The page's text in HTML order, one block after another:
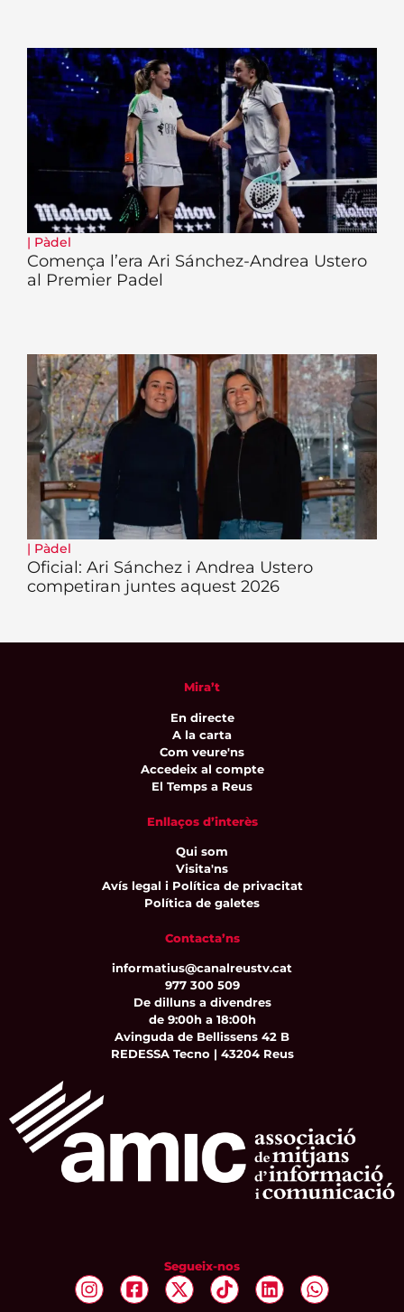
| Pàdel
Comença l’era Ari Sánchez-Andrea Ustero
al Premier Padel
| Pàdel
Oficial: Ari Sánchez i Andrea Ustero
competiran juntes aquest 2026
Mira’t
En directe
A la carta
Com veure'ns
Accedeix al compte
El Temps a Reus
Enllaços d’interès
Qui som
Visita'ns
Avís legal i Política de privacitat
Política de galetes
Contacta’ns
informatius@canalreustv.cat
977 300 509
De dilluns a divendres
de 9:00h a 18:00h
Avinguda de Bellissens 42 B
REDESSA Tecno | 43204 Reus
Segueix-nos